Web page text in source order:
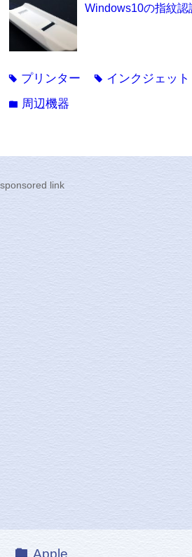
Windows10の指紋認
tag プリンター tag インクジェット
folder 周辺機器
sponsored link
Apple